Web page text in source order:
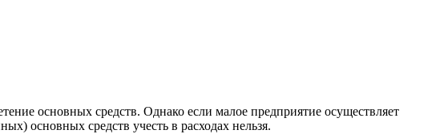
основных средств. Однако если малое предприятие осуществляет
основных средств учесть в расходах нельзя.